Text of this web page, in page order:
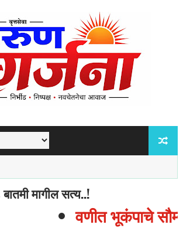
मागील सत्य..!
वणीत भूकंपाचे सौम्य